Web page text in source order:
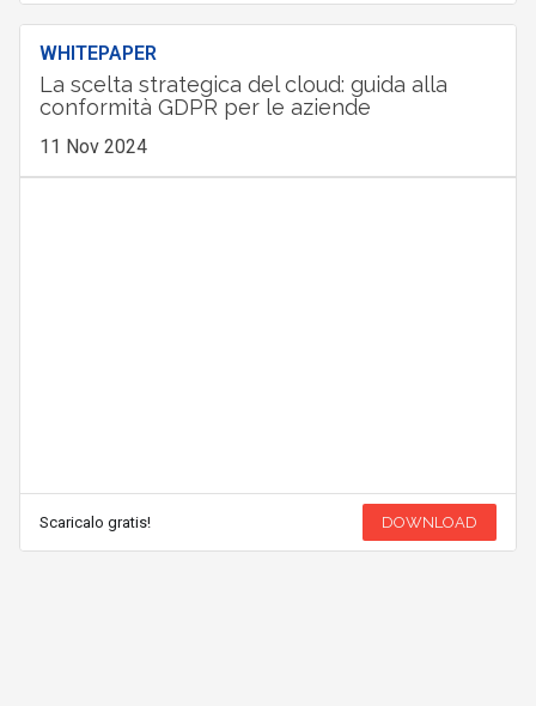
WHITEPAPER
La scelta strategica del cloud: guida alla
conformità GDPR per le aziende
11 Nov 2024
Scaricalo gratis! DOWNLOAD